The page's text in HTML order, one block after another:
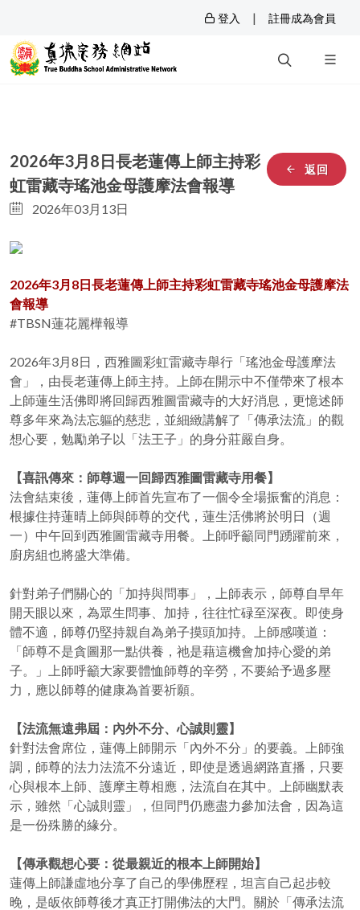
登入 | 註冊成為會員
返回
2026年3月8日長老蓮傳上師主持彩
虹雷藏寺瑤池金母護摩法會報導
2026年03月13日
2026年3月8日長老蓮傳上師主持彩虹雷藏寺瑤池金母護摩法
會報導
#TBSN蓮花麗樺報導
2026年3月8日，西雅圖彩虹雷藏寺舉行「瑤池金母護摩法
會」，由長老蓮傳上師主持。上師在開示中不僅帶來了根本
上師蓮生活佛即將回歸西雅圖雷藏寺的大好消息，更憶述師
尊多年來為法忘軀的慈悲，並細緻講解了「傳承法流」的觀
想心要，勉勵弟子以「法王子」的身分莊嚴自身。
【喜訊傳來：師尊週一回歸西雅圖雷藏寺用餐】
法會結束後，蓮傳上師首先宣布了一個令全場振奮的消息：
根據住持蓮晴上師與師尊的交代，蓮生活佛將於明日（週
一）中午回到西雅圖雷藏寺用餐。上師呼籲同門踴躍前來，
廚房組也將盛大準備。
針對弟子們關心的「加持與問事」，上師表示，師尊自早年
開天眼以來，為眾生問事、加持，往往忙碌至深夜。即使身
體不適，師尊仍堅持親自為弟子摸頭加持。上師感嘆道：
「師尊不是貪圖那一點供養，祂是藉這機會加持心愛的弟
子。」上師呼籲大家要體恤師尊的辛勞，不要給予過多壓
力，應以師尊的健康為首要祈願。
【法流無遠弗屆：內外不分、心誠則靈】
針對法會席位，蓮傳上師開示「內外不分」的要義。上師強
調，師尊的法力法流不分遠近，即使是透過網路直播，只要
心與根本上師、護摩主尊相應，法流自在其中。上師幽默表
示，雖然「心誠則靈」，但同門仍應盡力參加法會，因為這
是一份殊勝的緣分。
【傳承觀想心要：從最親近的根本上師開始】
蓮傳上師謙虛地分享了自己的學佛歷程，坦言自己起步較
晚，是皈依師尊後才真正打開佛法的大門。關於「傳承法流